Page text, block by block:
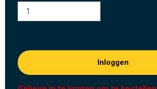
Inloggen